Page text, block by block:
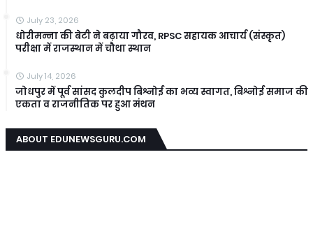
July 23, 2026
धोरीमन्ना की बेटी ने बढ़ाया गौरव, RPSC सहायक आचार्य (संस्कृत)
परीक्षा में राजस्थान में चौथा स्थान
July 14, 2026
जोधपुर में पूर्व सांसद कुलदीप बिश्नोई का भव्य स्वागत, बिश्नोई समाज की
एकता व राजनीतिक पर हुआ मंथन
ABOUT EDUNEWSGURU.COM